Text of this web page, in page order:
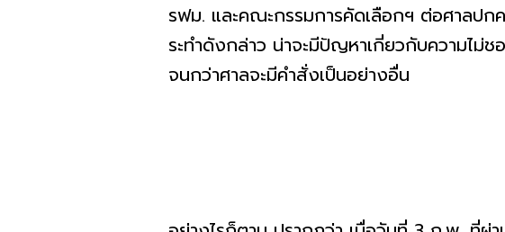
รฟม. และคณะกรรมการคัดเลือกฯ ต่อศาลป
ระทำดังกล่าว น่าจะมีปัญหาเกี่ยวกับความไม่
จนกว่าศาลจะมีคำสั่งเป็นอย่างอื่น